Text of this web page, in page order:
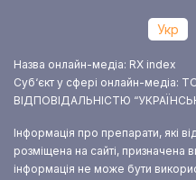
Укр
Назва онлайн-медіа: RX index
Суб‘єкт у сфері онлайн-
ВІДПОВІДАЛЬНІСТЮ
Інформація про препарати, які
розміщена на сайті, призначена
інформація не може бути